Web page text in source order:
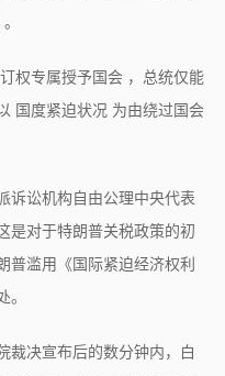
权专属授予国会 ，总统仅能
国度紧迫状况 为由绕过国会
诉讼机构自由公理中央代表
是对于特朗普关税政策的初
普滥用《国际紧迫经济权利
。
裁决宣布后的数分钟内，白